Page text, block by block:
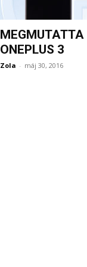
ONEPLUS 3
Zola - máj 30, 2016